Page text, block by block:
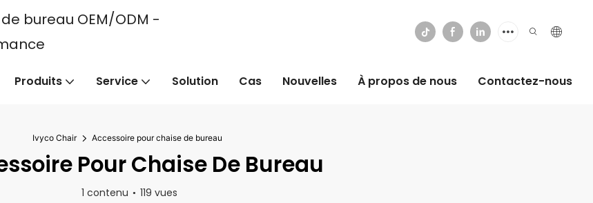
bureau OEM/ODM -
Produits Service Solution Cas Nouvelles À propos de nous Contactez-nous
Ivyco Chair Accessoire pour chaise de bureau
Pour Chaise De Bureau
1 contenu 119 vues